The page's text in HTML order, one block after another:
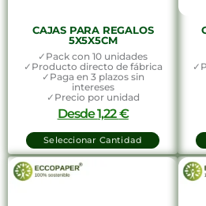
CAJAS PARA REGALOS
5X5X5CM
✓Pack con 10 unidades
✓Producto directo de fábrica
✓Paga en 3 plazos sin
intereses
✓Precio por unidad
Desde1,22€
Seleccionar Cantidad